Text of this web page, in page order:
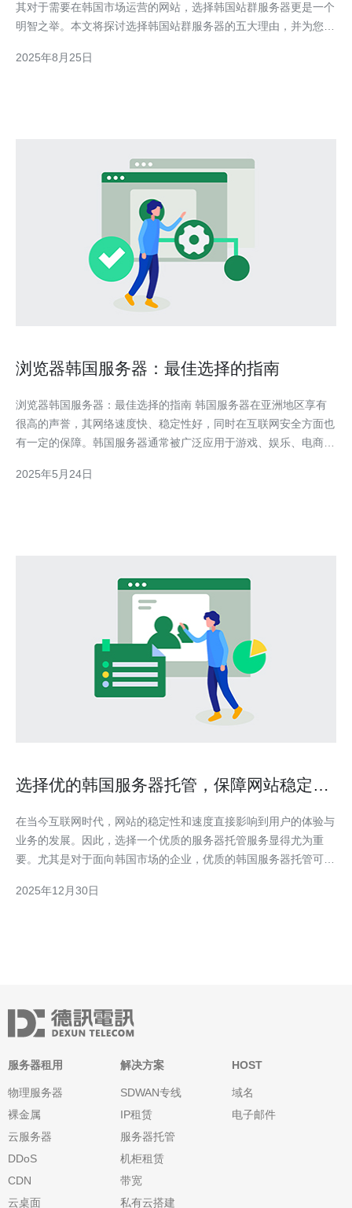
其对于需要在韩国市场运营的网站，选择韩国站群服务器更是一个
明智之举。本文将探讨选择韩国站群服务器的五大理由，并为您推
的网络基础设施而闻名，使用韩国站群服务器可以显著提高网站的
2025年8月25日
浏览器韩国服务器：最佳选择的指南
浏览器韩国服务器：最佳选择的指南 韩国服务器在亚洲地区享有
很高的声誉，其网络速度快、稳定性好，同时在互联网安全方面也
有一定的保障。韩国服务器通常被广泛应用于游戏、娱乐、电商等
时，有几个关键因素需要考虑： 服务器性能：确保服务器有足够
2025年5月24日
选择优的韩国服务器托管，保障网站稳定运
在当今互联网时代，网站的稳定性和速度直接影响到用户的体验与
业务的发展。因此，选择一个优质的服务器托管服务显得尤为重
要。尤其是对于面向韩国市场的企业，优质的韩国服务器托管可以
户。 首先，了解韩国服务器的优势是选择服务的第一步。韩国的
2025年12月30日
服务器租用
物理服务器
裸金属
云服务器
DDoS
CDN
云桌面
解决方案
SDWAN专线
IP租赁
服务器托管
机柜租赁
带宽
私有云搭建
HOST
域名
电子邮件